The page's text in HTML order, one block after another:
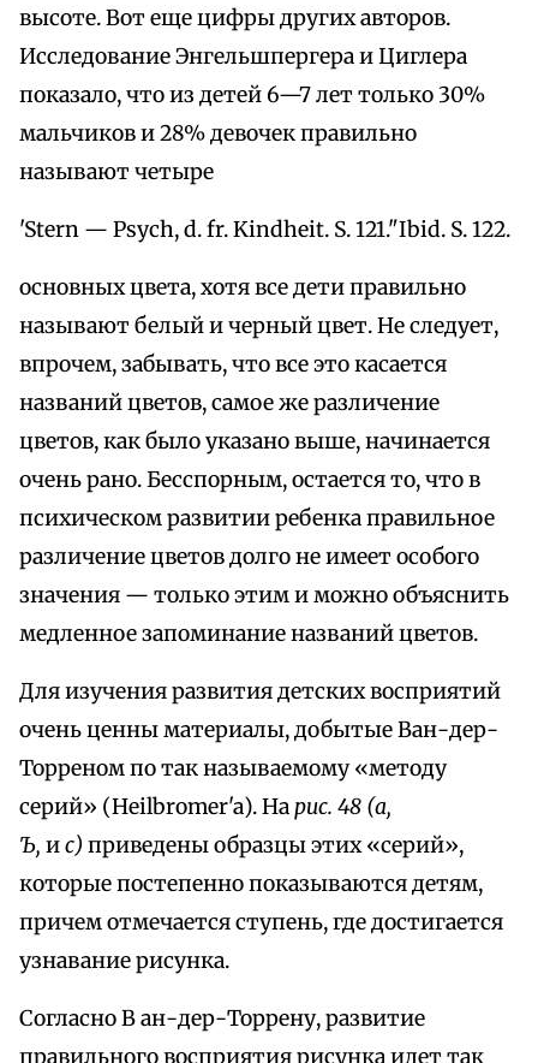
высоте. Вот еще цифры других авторов.
Исследование Энгельшпергера и Циглера
показало, что из детей 6—7 лет только 30%
мальчиков и 28% девочек правильно
называют четыре
'Stern — Psych, d. fr. Kindheit. S. 121."Ibid. S. 122.
основных цвета, хотя все дети правильно
называют белый и черный цвет. Не следует,
впрочем, забывать, что все это касается
названий цветов, самое же различение
цветов, как было указано выше, начинается
очень рано. Бесспорным, остается то, что в
психическом развитии ребенка правильное
различение цветов долго не имеет особого
значения — только этим и можно объяснить
медленное запоминание названий цветов.
Для изучения развития детских восприятий
очень ценны материалы, добытые Ван-дер-
Торреном по так называемому «методу
серий» (Heilbromer'a). Нарис. 48 (а,
Ъ, ис) приведены образцы этих «серий»,
которые постепенно показываются детям,
причем отмечается ступень, где достигается
узнавание рисунка.
Согласно В ан-дер-Торрену, развитие
правильного восприятия рисунка идет так